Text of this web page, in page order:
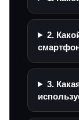
2.
3.